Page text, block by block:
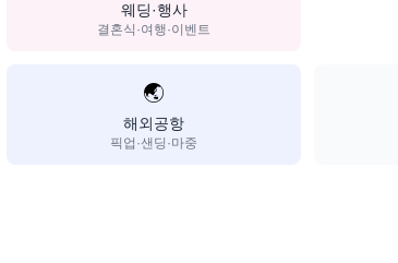
웨딩·행사
결혼식·여행·이벤트
🌏
해외공항
픽업·샌딩·마중